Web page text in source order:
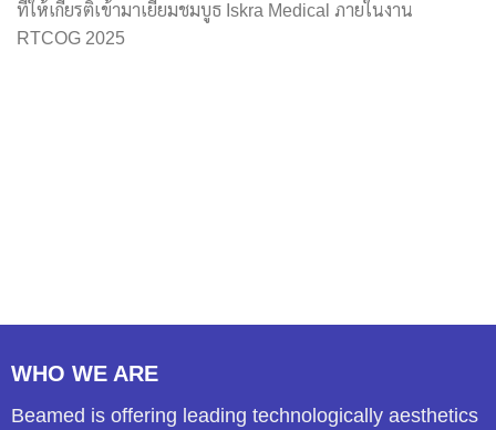
ที่ให้เกียรติเข้ามาเยี่ยมชมบูธ Iskra Medical ภายในงาน
RTCOG 2025
WHO WE ARE
Beamed is offering leading technologically aesthetics